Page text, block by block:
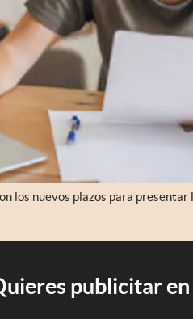
los nuevos plazos para presentar
publicitar